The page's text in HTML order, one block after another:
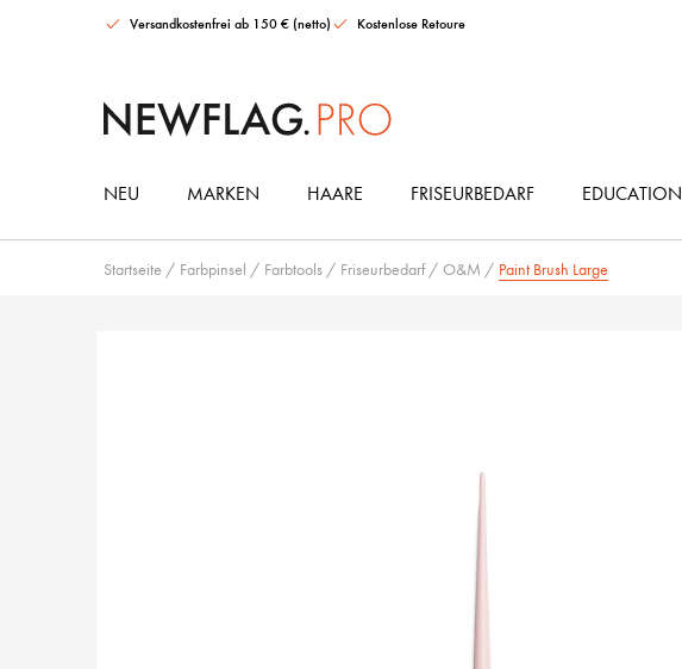
Versandkostenfrei ab 150 € (netto) Kostenlose Retoure
NEU MARKEN HAARE FRISEURBEDARF EDUCATION
Startseite / Farbpinsel / Farbtools / Friseurbedarf / O&M / Paint Brush Large